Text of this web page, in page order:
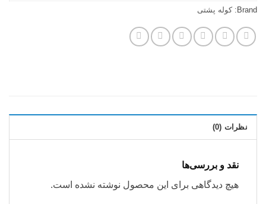
Brand: کوله پشتی
نظرات (0)
نقد و بررسی‌ها
هیچ دیدگاهی برای این محصول نوشته نشده است.